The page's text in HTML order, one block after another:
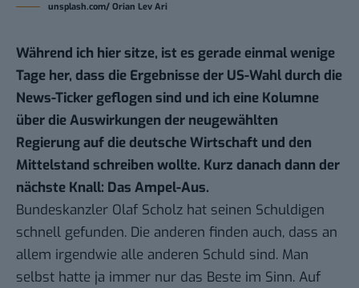
unsplash.com/ Orian Lev Ari
Während ich hier sitze, ist es gerade einmal wenige
Tage her, dass die Ergebnisse der US-Wahl durch die
News-Ticker geflogen sind und ich eine Kolumne
über die Auswirkungen der neugewählten
Regierung auf die deutsche Wirtschaft und den
Mittelstand schreiben wollte. Kurz danach dann der
nächste Knall: Das Ampel-Aus.
Bundeskanzler Olaf Scholz hat seinen Schuldigen
schnell gefunden. Die anderen finden auch, dass an
allem irgendwie alle anderen Schuld sind. Man
selbst hatte ja immer nur das Beste im Sinn. Auf